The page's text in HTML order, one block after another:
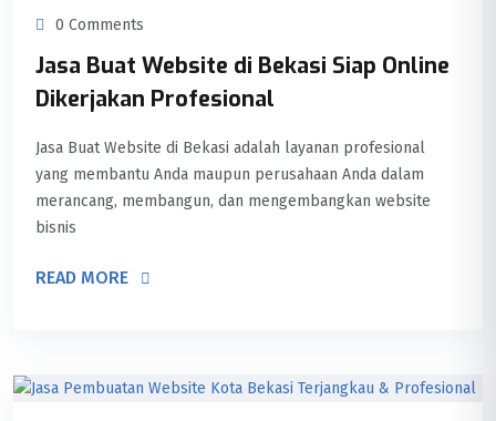
0 Comments
Jasa Buat Website di Bekasi Siap Online
Dikerjakan Profesional
Jasa Buat Website di Bekasi adalah layanan profesional
yang membantu Anda maupun perusahaan Anda dalam
merancang, membangun, dan mengembangkan website
bisnis
READ MORE